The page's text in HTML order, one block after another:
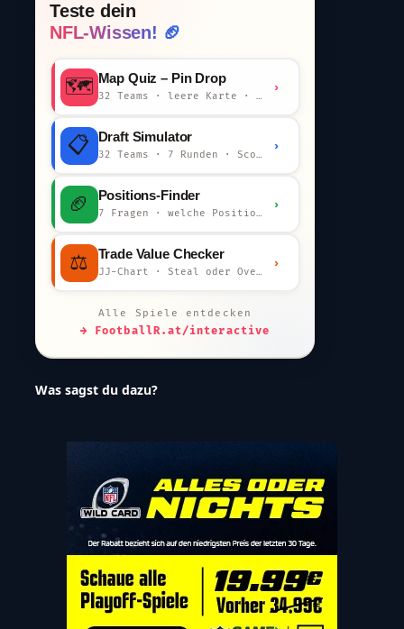
Teste dein
NFL-Wissen! 🏈
🗺️ Map Quiz – Pin Drop
32 Teams · leere Karte · km-Wertung
›
📋 Draft Simulator
32 Teams · 7 Runden · Scout-Kommentar
›
🏈 Positions-Finder
7 Fragen · welche Position bist du?
›
⚖️ Trade Value Checker
JJ-Chart · Steal oder Overpay?
›
Alle Spiele entdecken
→ FootballR.at/interactive
Was sagst du dazu?